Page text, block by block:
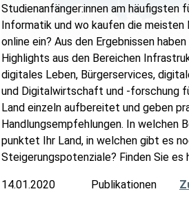
Studienanfänger:innen am häufigsten
Informatik und wo kaufen die meisten
online ein? Aus den Ergebnissen
Highlights aus den Bereichen
digitales Leben, Bürgerservices,
und Digitalwirtschaft und -forschung
Land einzeln aufbereitet und geben
Handlungsempfehlungen. In welchen
punktet Ihr Land, in welchen gibt es
Steigerungspotenziale? Finden Sie es
14.01.2020 Publikationen